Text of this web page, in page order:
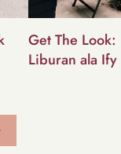
Get The
Liburan ala Ify